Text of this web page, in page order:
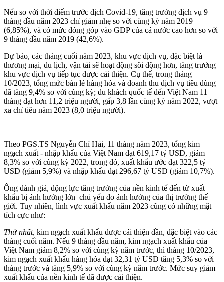
Nếu so với thời điểm trước dịch Covid-19, tăng trưởng dịch vụ 9
tháng đầu năm 2023 chỉ giảm nhẹ so với cùng kỳ năm 2019
(6,85%), và có mức đóng góp vào GDP của cả nước cao hơn so với
9 tháng đầu năm 2019 (42,6%).
Dự báo, các tháng cuối năm 2023, khu vực dịch vụ, đặc biệt là
thương mại, du lịch, vận tải sẽ hoạt động sôi động hơn, tăng trưởng
khu vực dịch vụ tiếp tục được cải thiện. Cụ thể, trong tháng
10/2023, tổng mức bán lẻ hàng hóa và doanh thu dịch vụ tiêu dùng
đã tăng 9,4% so với cùng kỳ; du khách quốc tế đến Việt Nam 11
tháng đạt hơn 11,2 triệu người, gấp 3,8 lần cùng kỳ năm 2022, vượt
xa chỉ tiêu năm 2023 (8,0 triệu người).
Theo PGS.TS Nguyễn Chí Hải, 11 tháng năm 2023, tổng kim
ngạch xuất - nhập khẩu của Việt Nam đạt 619,17 tỷ USD, giảm
8,3% so với cùng kỳ 2022, trong đó, xuất khẩu ước đạt 322,5 tỷ
USD (giảm 5,9%) và nhập khẩu đạt 296,67 tỷ USD (giảm 10,7%).
Ông đánh giá, động lực tăng trưởng của nền kinh tế đến từ xuất
khẩu bị ảnh hưởng lớn chủ yếu do ảnh hưởng của thị trường thế
giới. Tuy nhiên, lĩnh vực xuất khẩu năm 2023 cũng có những mặt
tích cực như:
Thứ nhất, kim ngạch xuất khẩu được cải thiện dần, đặc biệt vào các
tháng cuối năm. Nếu 9 tháng đầu năm, kim ngạch xuất khẩu của
Việt Nam giảm 8,2% so với cùng kỳ năm trước, thì tháng 10/2023,
kim ngạch xuất khẩu hàng hóa đạt 32,31 tỷ USD tăng 5,3% so với
tháng trước và tăng 5,9% so với cùng kỳ năm trước. Mức suy giảm
xuất khẩu của nền kinh tế đã được cải thiện.